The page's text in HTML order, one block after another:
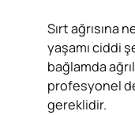
Sırt ağrısına
yaşamı ciddi
bağlamda
profesyonel
gereklidir.